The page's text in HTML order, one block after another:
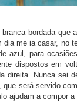
bordada que
dia me ia casar, no
azul, para
dispostos em
direita. Nunca sei
será servido
ajudam a compor a